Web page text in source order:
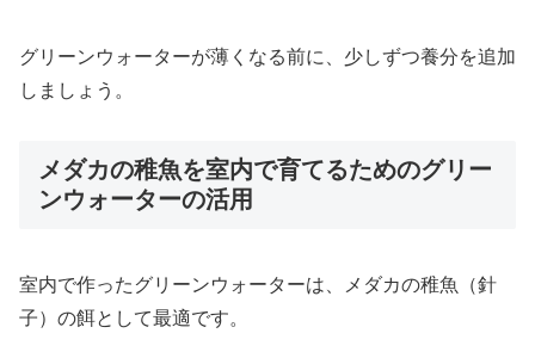
グリーンウォーターが薄くなる前に、少しずつ養分を追加
しましょう。
メダカの稚魚を室内で育てるためのグリー
ンウォーターの活用
室内で作ったグリーンウォーターは、メダカの稚魚（針
子）の餌として最適です。